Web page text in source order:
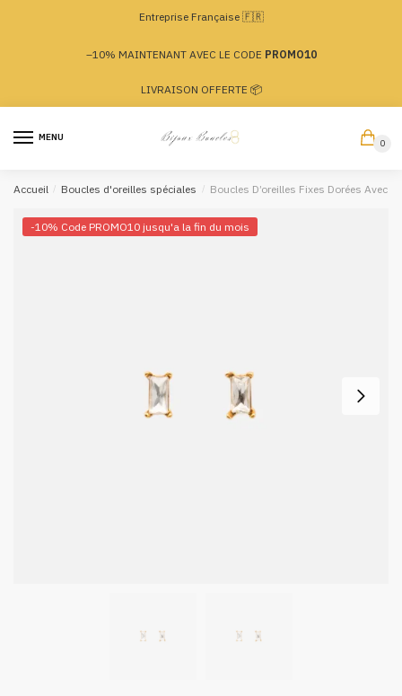
Entreprise Française 🇫🇷
–10% MAINTENANT AVEC LE CODE PROMO10
LIVRAISON OFFERTE 📦
MENU
0
Accueil / Boucles d'oreilles spéciales / Boucles D’oreilles Fixes Dorées Avec
-10% Code PROMO10 jusqu'a la fin du mois